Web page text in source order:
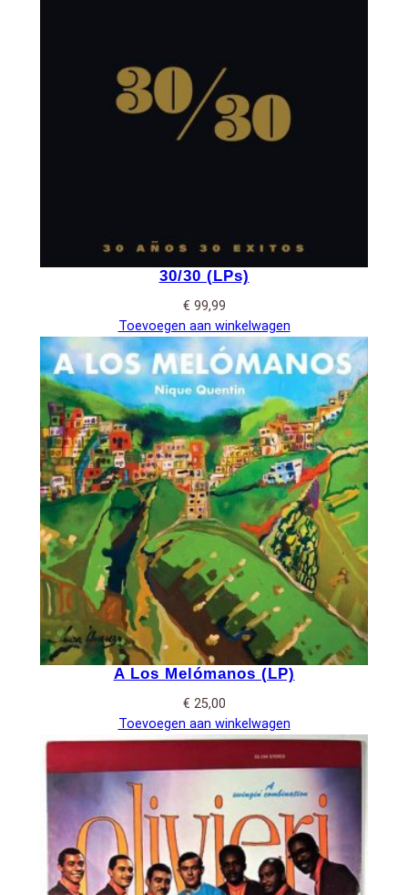
30/30 (LPs)
€ 99,99
Toevoegen aan winkelwagen
A Los Melómanos (LP)
€ 25,00
Toevoegen aan winkelwagen